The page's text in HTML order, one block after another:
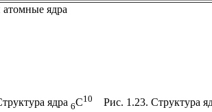
ядра
ядра 6С10 Рис. 1.23. Структура